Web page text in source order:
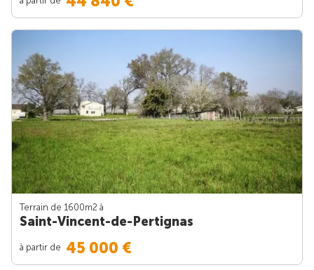
Terrain de 1600m2 à
Saint-Vincent-de-Pertignas
à partir de 45 000 €